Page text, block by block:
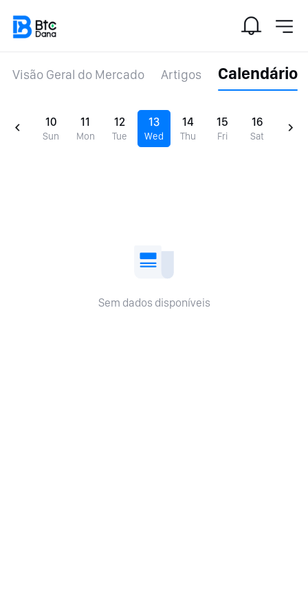
Visão Geral do Mercado Artigos Calendário
10
Sun
11
Mon
12
Tue
13
Wed
14
Thu
15
Fri
16
Sat
Sem dados disponíveis